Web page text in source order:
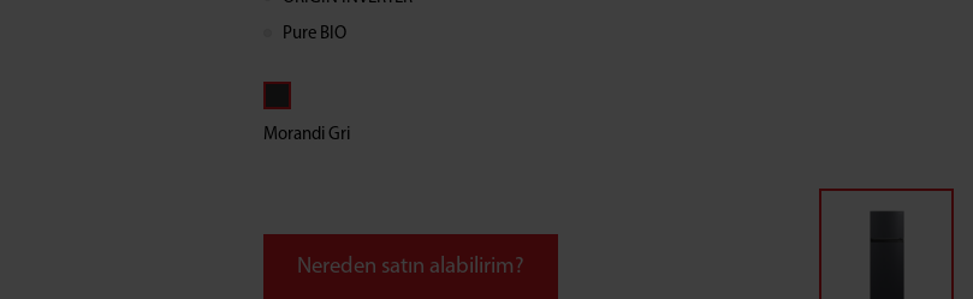
Pure BIO
Morandi Gri
Nereden satın alabilirim?